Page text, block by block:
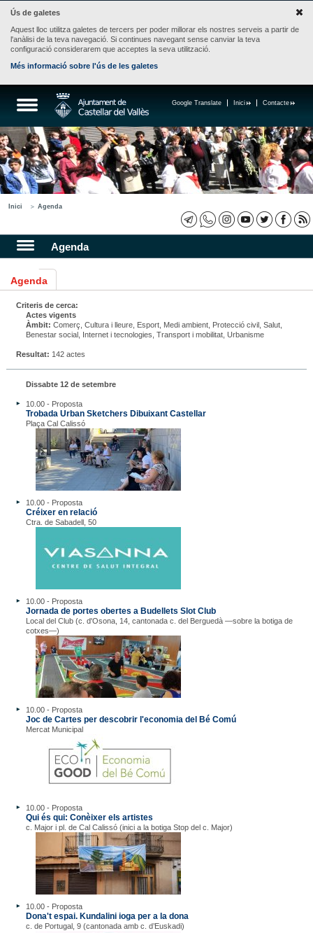
Ús de galetes
Aquest lloc utilitza galetes de tercers per poder millorar els nostres serveis a partir de
l'anàlisi de la teva navegació. Si continues navegant sense canviar la teva
configuració considerarem que acceptes la seva utilització.
Més informació sobre l'ús de les galetes
Contacte
Inici
Google Translate
Inici Agenda
Agenda
Agenda
Criteris de cerca:
Actes vigents
Àmbit: Comerç, Cultura i lleure, Esport, Medi ambient, Protecció civil, Salut,
Benestar social, Internet i tecnologies, Transport i mobilitat, Urbanisme
Resultat: 142 actes
Dissabte 12 de setembre
10.00 - Proposta
Trobada Urban Sketchers Dibuixant Castellar
Plaça Cal Calissó
10.00 - Proposta
Créixer en relació
Ctra. de Sabadell, 50
10.00 - Proposta
Jornada de portes obertes a Budellets Slot Club
Local del Club (c. d'Osona, 14, cantonada c. del Berguedà —sobre la botiga de
cotxes—)
10.00 - Proposta
Joc de Cartes per descobrir l'economia del Bé Comú
Mercat Municipal
10.00 - Proposta
Qui és qui: Conèixer els artistes
c. Major i pl. de Cal Calissó (inici a la botiga Stop del c. Major)
10.00 - Proposta
Dona't espai. Kundalini ioga per a la dona
c. de Portugal, 9 (cantonada amb c. d’Euskadi)